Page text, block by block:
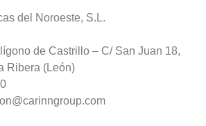
del Noroeste, S.L.
de Castrillo – C/ San Juan 18,
Ribera (León)